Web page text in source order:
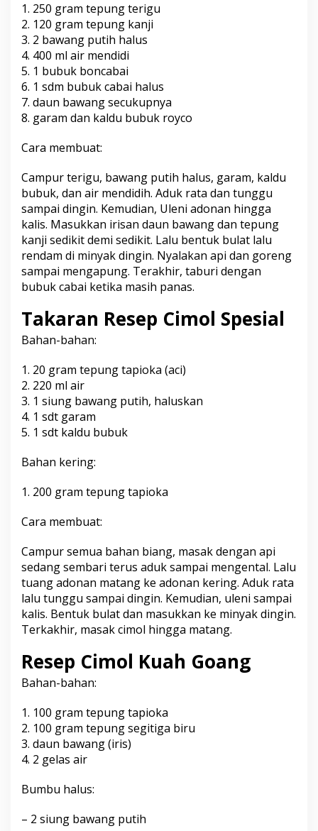
1. 250 gram tepung terigu
2. 120 gram tepung kanji
3. 2 bawang putih halus
4. 400 ml air mendidi
5. 1 bubuk boncabai
6. 1 sdm bubuk cabai halus
7. daun bawang secukupnya
8. garam dan kaldu bubuk royco
Cara membuat:
Campur terigu, bawang putih halus, garam, kaldu
bubuk, dan air mendidih. Aduk rata dan tunggu
sampai dingin. Kemudian, Uleni adonan hingga
kalis. Masukkan irisan daun bawang dan tepung
kanji sedikit demi sedikit. Lalu bentuk bulat lalu
rendam di minyak dingin. Nyalakan api dan goreng
sampai mengapung. Terakhir, taburi dengan
bubuk cabai ketika masih panas.
Takaran Resep Cimol Spesial
Bahan-bahan:
1. 20 gram tepung tapioka (aci)
2. 220 ml air
3. 1 siung bawang putih, haluskan
4. 1 sdt garam
5. 1 sdt kaldu bubuk
Bahan kering:
1. 200 gram tepung tapioka
Cara membuat:
Campur semua bahan biang, masak dengan api
sedang sembari terus aduk sampai mengental. Lalu
tuang adonan matang ke adonan kering. Aduk rata
lalu tunggu sampai dingin. Kemudian, uleni sampai
kalis. Bentuk bulat dan masukkan ke minyak dingin.
Terkakhir, masak cimol hingga matang.
Resep Cimol Kuah Goang
Bahan-bahan:
1. 100 gram tepung tapioka
2. 100 gram tepung segitiga biru
3. daun bawang (iris)
4. 2 gelas air
Bumbu halus:
– 2 siung bawang putih